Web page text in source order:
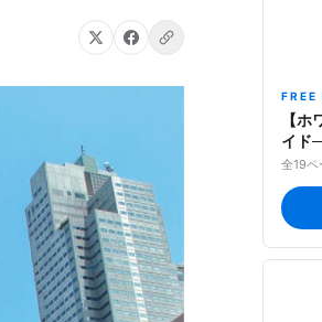
FREE
【
イド
タ選
全19ペ